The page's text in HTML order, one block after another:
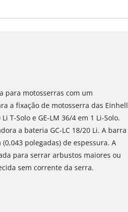
para motosserras com um
a fixação de motosserra das Einhell
T-Solo e GE-LM 36/4 em 1 Li-Solo.
a bateria GC-LC 18/20 Li. A barra
polegadas) de espessura. A
para serrar arbustos maiores ou
sem corrente da serra.